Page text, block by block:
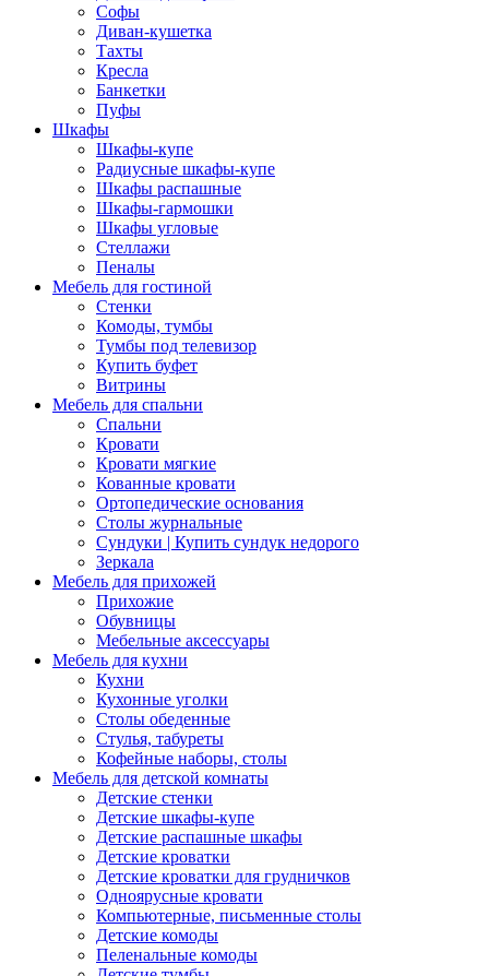
Софы
Диван-кушетка
Тахты
Кресла
Банкетки
Пуфы
Шкафы
Шкафы-купе
Радиусные шкафы-купе
Шкафы распашные
Шкафы-гармошки
Шкафы угловые
Стеллажи
Пеналы
Мебель для гостиной
Стенки
Комоды, тумбы
Тумбы под телевизор
Купить буфет
Витрины
Мебель для спальни
Спальни
Кровати
Кровати мягкие
Кованные кровати
Ортопедические основания
Столы журнальные
Сундуки | Купить сундук недорого
Зеркала
Мебель для прихожей
Прихожие
Обувницы
Мебельные аксессуары
Мебель для кухни
Кухни
Кухонные уголки
Столы обеденные
Стулья, табуреты
Кофейные наборы, столы
Мебель для детской комнаты
Детские стенки
Детские шкафы-купе
Детские распашные шкафы
Детские кроватки
Детские кроватки для грудничков
Одноярусные кровати
Компьютерные, письменные столы
Детские комоды
Пеленальные комоды